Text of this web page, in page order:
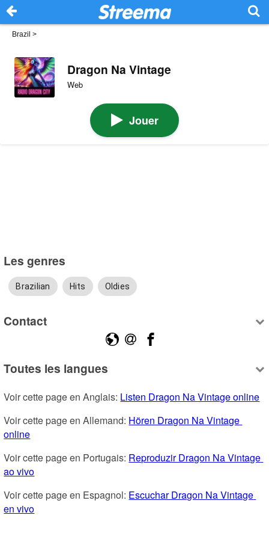
Brazil >
Dragon Na Vintage
Web
Jouer
Les genres
Brazilian Hits Oldies
Contact
Toutes les langues
Voir cette page en Anglais: Listen Dragon Na Vintage online
Voir cette page en Allemand: Hören Dragon Na Vintage
online
Voir cette page en Portugais: Reproduzir Dragon Na Vintage
ao vivo
Voir cette page en Espagnol: Escuchar Dragon Na Vintage
en vivo